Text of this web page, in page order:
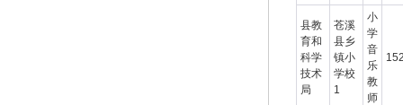
县教
育和
科学
技术
局
苍溪
县乡
镇小
学校
1
小
学
音
乐
教
师